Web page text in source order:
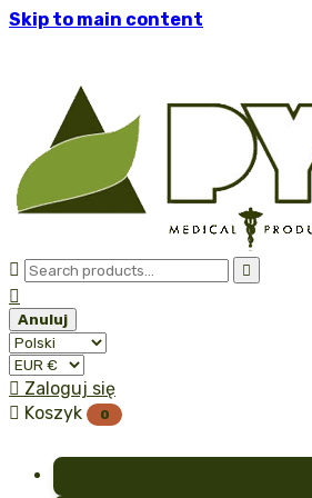
Skip to main content
 

Anuluj
 Zaloguj się
 Koszyk 0